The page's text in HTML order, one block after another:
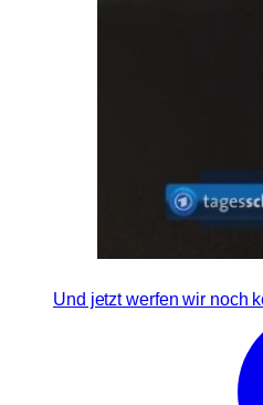
Und jetzt werfen wir noch